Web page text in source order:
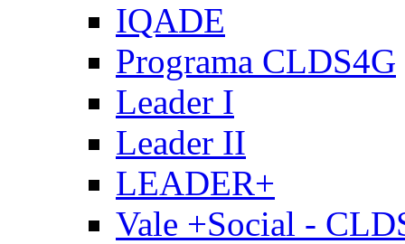
IQADE
Programa CLDS4G
Leader I
Leader II
LEADER+
Vale +Social -